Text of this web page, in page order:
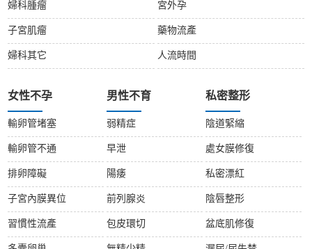
婦科腫瘤
子宮肌瘤
婦科其它
宮外孕
藥物流產
人流時間
女性不孕
輸卵管堵塞
輸卵管不通
排卵障礙
子宮內膜異位
習慣性流產
男性不育
弱精症
早泄
陽痿
前列腺炎
包皮環切
私密整形
陰道緊縮
處女膜修復
私密漂紅
陰唇整形
盆底肌修復